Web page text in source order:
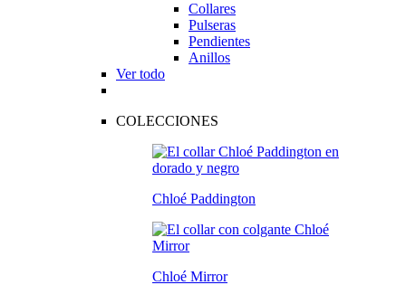
Collares
Pulseras
Pendientes
Anillos
Ver todo
COLECCIONES
Chloé Paddington
Chloé Mirror